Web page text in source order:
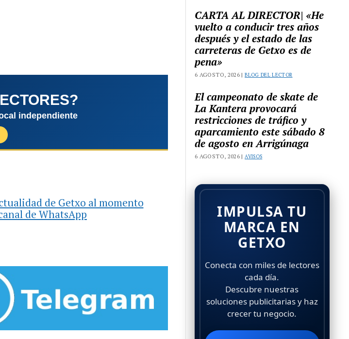
independiente
de Getxo al momento
de WhatsApp
CARTA AL DIRECTOR| «He
vuelto a conducir tres años
después y el estado de las
carreteras de Getxo es de
pena»
6 AGOSTO, 2026 |BLOG DEL LECTOR
El campeonato de skate de
La Kantera provocará
restricciones de tráfico y
aparcamiento este sábado 8
de agosto en Arrigúnaga
6 AGOSTO, 2026 | AVISOS
IMPULSA TU
MARCA EN
GETXO
Conecta con miles de lectores
cada día.
Descubre nuestras
soluciones publicitarias y haz
crecer tu negocio.